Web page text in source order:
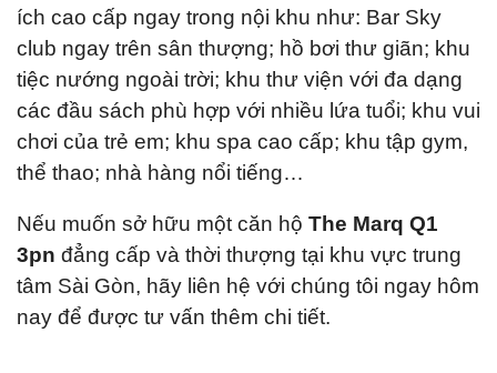
ích cao cấp ngay trong nội khu như: Bar Sky
club ngay trên sân thượng; hồ bơi thư giãn; khu
tiệc nướng ngoài trời; khu thư viện với đa dạng
các đầu sách phù hợp với nhiều lứa tuổi; khu vui
chơi của trẻ em; khu spa cao cấp; khu tập gym,
thể thao; nhà hàng nổi tiếng…
Nếu muốn sở hữu một căn hộ The Marq Q1
3pn đẳng cấp và thời thượng tại khu vực trung
tâm Sài Gòn, hãy liên hệ với chúng tôi ngay hôm
nay để được tư vấn thêm chi tiết.